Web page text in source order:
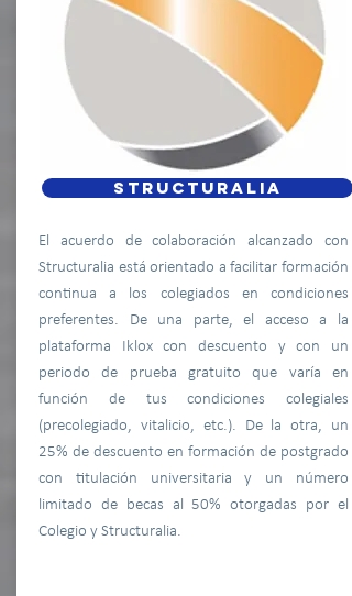
STRUCTURALIA
El acuerdo de colaboración alcanzado con
Structuralia está orientado a facilitar formación
continua a los colegiados en condiciones
preferentes. De una parte, el acceso a la
plataforma Iklox con descuento y con un
periodo de prueba gratuito que varía en
función de tus condiciones colegiales
(precolegiado, vitalicio, etc.). De la otra, un
25% de descuento en formación de postgrado
con titulación universitaria y un número
limitado de becas al 50% otorgadas por el
Colegio y Structuralia.